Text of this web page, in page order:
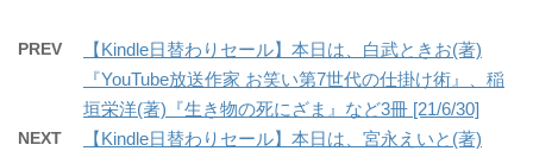
PREV
【Kindle日替わりセール】本日は、白武ときお(著)
『YouTube放送作家 お笑い第7世代の仕掛け術』、稲
垣栄洋(著)『生き物の死にざま』など3冊 [21/6/30]
NEXT
【Kindle日替わりセール】本日は、宮永えいと(著)